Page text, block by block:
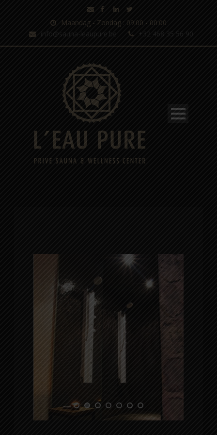
Maandag - Zondag : 09:00 - 00:00
info@sauna-leaupure.be
+32 468 35 56 90